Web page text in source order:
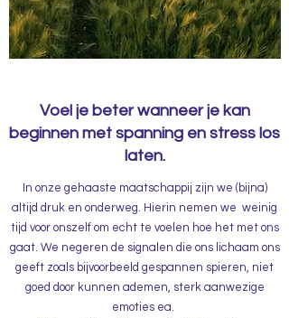
Voel je beter wanneer je kan
beginnen met spanning en stress los
laten.
In onze gehaaste maatschappij zijn we (bijna)
altijd druk en onderweg. Hierin nemen we weinig
tijd voor onszelf om echt te voelen hoe het met ons
gaat. We negeren de signalen die ons lichaam ons
geeft zoals bijvoorbeeld gespannen spieren, niet
goed door kunnen ademen, sterk aanwezige
emoties ea.